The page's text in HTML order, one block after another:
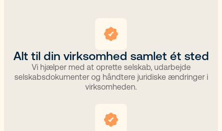
Alt til din virksomhed samlet ét sted
Vi hjælper med at oprette selskab, udarbejde
selskabsdokumenter og håndtere juridiske ændringer i
virksomheden.